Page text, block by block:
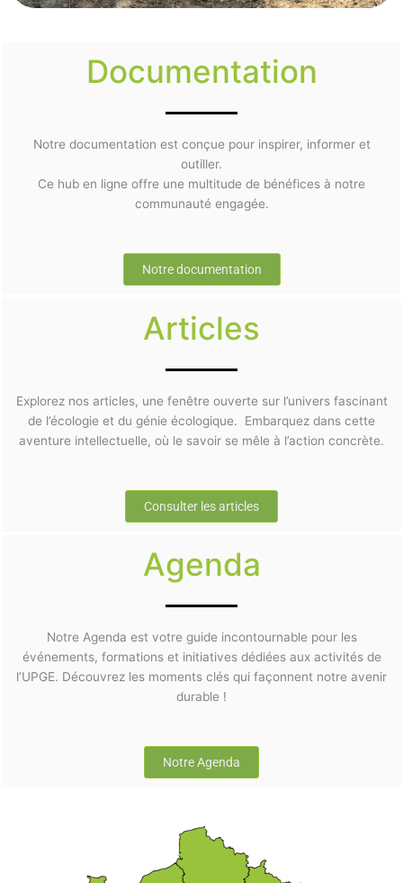
Documentation
Notre documentation est conçue pour inspirer, informer et
outiller.
Ce hub en ligne offre une multitude de bénéfices à notre
communauté engagée.
Notre documentation
Articles
Explorez nos articles, une fenêtre ouverte sur l’univers fascinant
de l’écologie et du génie écologique. Embarquez dans cette
aventure intellectuelle, où le savoir se mêle à l’action concrète.
Consulter les articles
Agenda
Notre Agenda est votre guide incontournable pour les
événements, formations et initiatives dédiées aux activités de
l’UPGE. Découvrez les moments clés qui façonnent notre avenir
durable !
Notre Agenda